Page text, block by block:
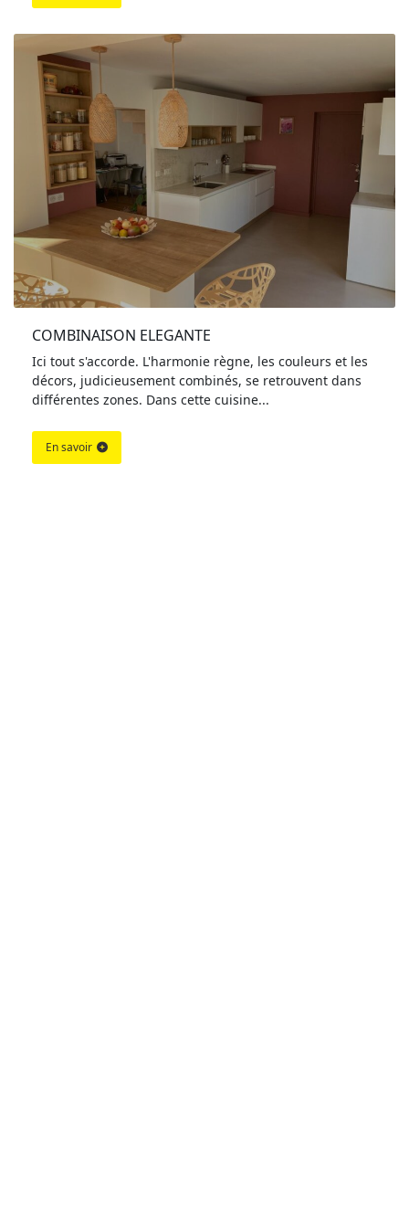
COMBINAISON ELEGANTE
Ici tout s'accorde. L'harmonie règne, les couleurs et les
décors, judicieusement combinés, se retrouvent dans
différentes zones. Dans cette cuisine...
En savoir